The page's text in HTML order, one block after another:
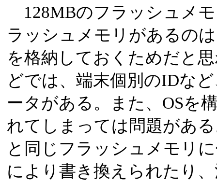
128MBのフラッシュメ
ラッシュメモリがあるの
を格納しておくためだと
どでは、端末個別のIDな
ータがある。また、OSを
れてしまっては問題があ
と同じフラッシュメモリ
により書き換えられたり